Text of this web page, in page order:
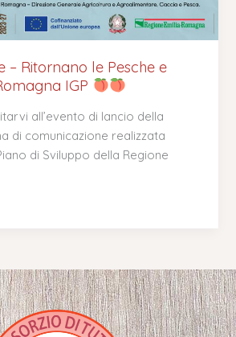
– Ritornano le Pesche e
IGP
all’evento di lancio della
di comunicazione realizzata
di Sviluppo della Regione